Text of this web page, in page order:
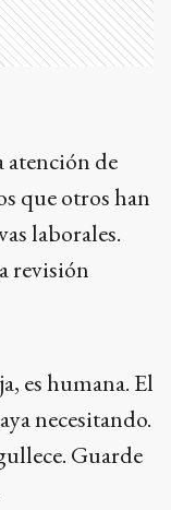
atención de
que otros han
laborales.
revisión
es humana. El
necesitando.
Guarde